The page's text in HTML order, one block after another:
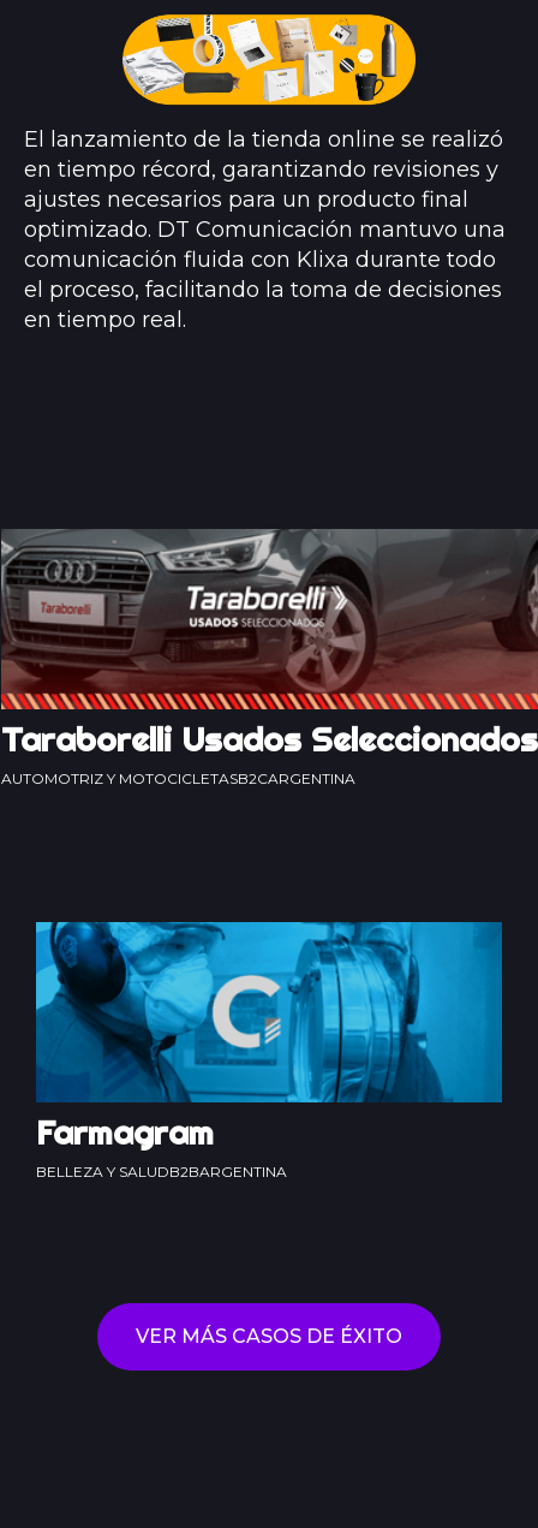
El lanzamiento de la tienda online se realizó
en tiempo récord, garantizando revisiones y
ajustes necesarios para un producto final
optimizado. DT Comunicación mantuvo una
comunicación fluida con Klixa durante todo
el proceso, facilitando la toma de decisiones
en tiempo real.
Taraborelli Usados Seleccionados
AUTOMOTRIZ Y MOTOCICLETASB2CARGENTINA
Farmagram
BELLEZA Y SALUDB2BARGENTINA
VER MÁS CASOS DE ÉXITO